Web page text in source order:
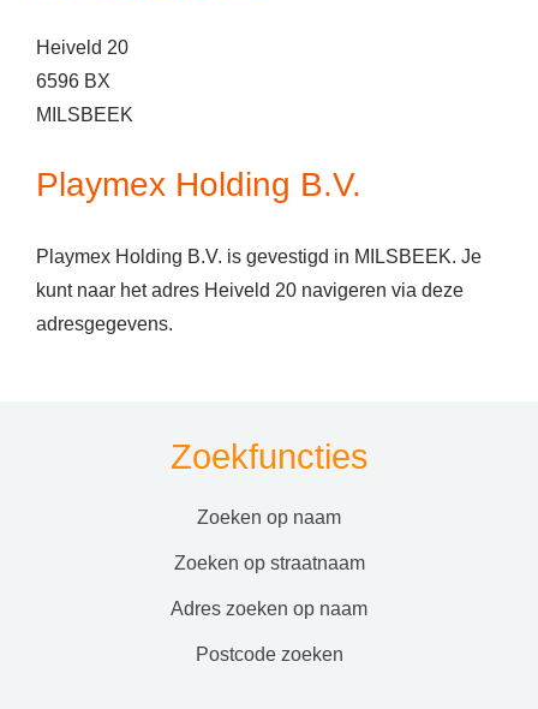
Heiveld 20
6596 BX
MILSBEEK
Playmex Holding B.V.
Playmex Holding B.V. is gevestigd in MILSBEEK. Je
kunt naar het adres Heiveld 20 navigeren via deze
adresgegevens.
Zoekfuncties
zoeken op naam
zoeken op straatnaam
adres zoeken op naam
postcode zoeken